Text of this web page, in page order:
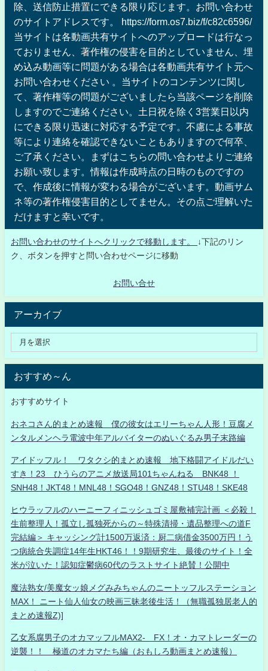
除、送信防止措置にできる限り応じます。お問い合わせ
のサイトアドレスです。 https://form.os7.biz/f/c82c6596/
当サイトは各動画共有サイトへのアップロードは行なっ
ておりません、著作権の侵害を目的としていません、埋
め込み動画等に問題がある場合は各動画共有サイト元へ
お問い合わせください 。当サイトのコンテンツに関し
て、著作権等の問題がございましたら当該ページを削除
しますのでご連絡ください。土日祝を除く3営業日以内
にできる限り迅速に対応する予定です。不慮による事故
等により連絡を確認できないこともありますので何卒、
ご了承ください。まずはこちらの問い合わせよりご連絡
お願い致します。情報は作成時点の日時のものですの
で、作成後に情報が変わる場合がございます。動画サム
ネ等の著作権侵害目的としてません。その点ご理解いた
だけますと幸いです。
お問い合わせのサイトへクリックで移動します。
↓下記のリン
ク、ボタンを押すと問い合わせページに移動
お問い合せ
アーカイブ
おすすめ～ん
おすすめサイト
おネコさん的まとめ速報 僕の彼女はエリーちゃん人形！豆腐メ
ンタルメンヘラ電波中年アルバイターのぬいぐるみ男子末路編
アイドッフル！ ワタクシ的まとめ速報 地下格闘アイドルだい
すき！23 ひうらのアニメ放送局101ちゃんねる BNK48 ！
SNH48！JKT48！MNL48！SGO48！GNZ48！STU48！SKE48
ヒウラッフルのハーニーフィニッシュゴミ屋敷補完計画 ＜必殺！
生前整理人！孤立し孤独死からの～特殊清掃・遺品整理への道F
完結編＞ キャッシング計1500万返済：厨二病借金3500万円！う
つ病統合失調症14年生HKT46！！9期研究生、最後のサイト！全
米が泣いた！認知症鬱病60代のラストサイト絶賛！公開中
魔法熟女/美魔女ッ娘メグみみちゃんのニートッフルステーション
MAX！ ニート仙人仙女の映画三昧老後生活！（無職孤独居老人的
まとめ速報Z)]
乙女系腐男子のオカマッフルMAX2- FX！オ・カマトレーダーの
逆襲！！ 極道のオカマたち編（おもしろ動画まとめ速報）